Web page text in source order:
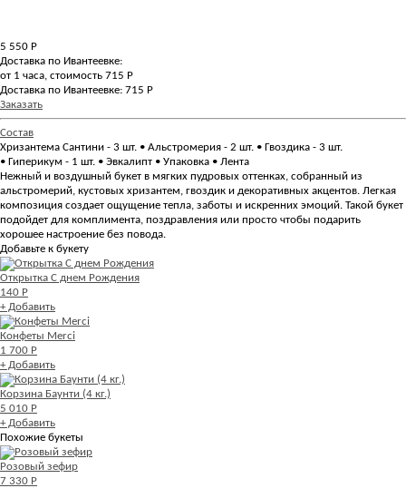
5 550 Р
Доставка по Ивантеевке:
от 1 часа, стоимость 715 Р
Доставка по Ивантеевке: 715 Р
Заказать
Состав
Хризантема Сантини - 3 шт. • Альстромерия - 2 шт. • Гвоздика - 3 шт.
• Гиперикум - 1 шт. • Эвкалипт • Упаковка • Лента
Нежный и воздушный букет в мягких пудровых оттенках, собранный из
альстромерий, кустовых хризантем, гвоздик и декоративных акцентов. Легкая
композиция создает ощущение тепла, заботы и искренних эмоций. Такой букет
подойдет для комплимента, поздравления или просто чтобы подарить
хорошее настроение без повода.
Добавьте к букету
Открытка С днем Рождения
140 Р
+ Добавить
Конфеты Merci
1 700 Р
+ Добавить
Корзина Баунти (4 кг.)
5 010 Р
+ Добавить
Похожие букеты
Розовый зефир
7 330 Р